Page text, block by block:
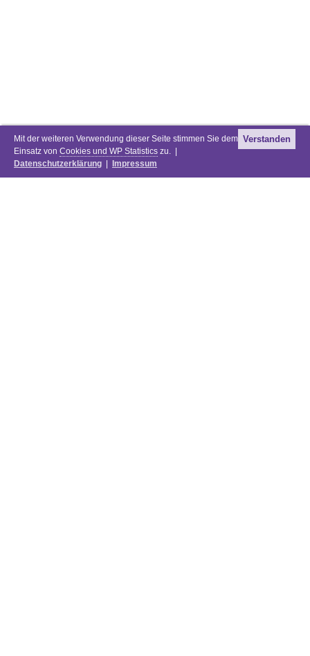
Mit der weiteren Verwendung dieser Seite stimmen Sie dem
Einsatz von Cookies und WP Statistics zu. |
Datenschutzerklärung
Impressum
Verstanden